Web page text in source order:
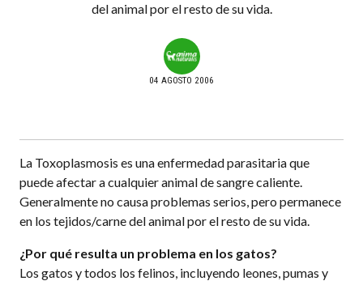
del animal por el resto de su vida.
04 AGOSTO 2006
La Toxoplasmosis es una enfermedad parasitaria que
puede afectar a cualquier animal de sangre caliente.
Generalmente no causa problemas serios, pero permanece
en los tejidos/carne del animal por el resto de su vida.
¿Por qué resulta un problema en los gatos?
Los gatos y todos los felinos, incluyendo leones, pumas y